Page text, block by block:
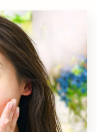
ムでアプローチ方法が
みに直接アプローチ
やすい傾向がありま
し基礎代謝を高めるこ
きます。例えば、イベ
場合はエステ、根本的
らジムが向いていま